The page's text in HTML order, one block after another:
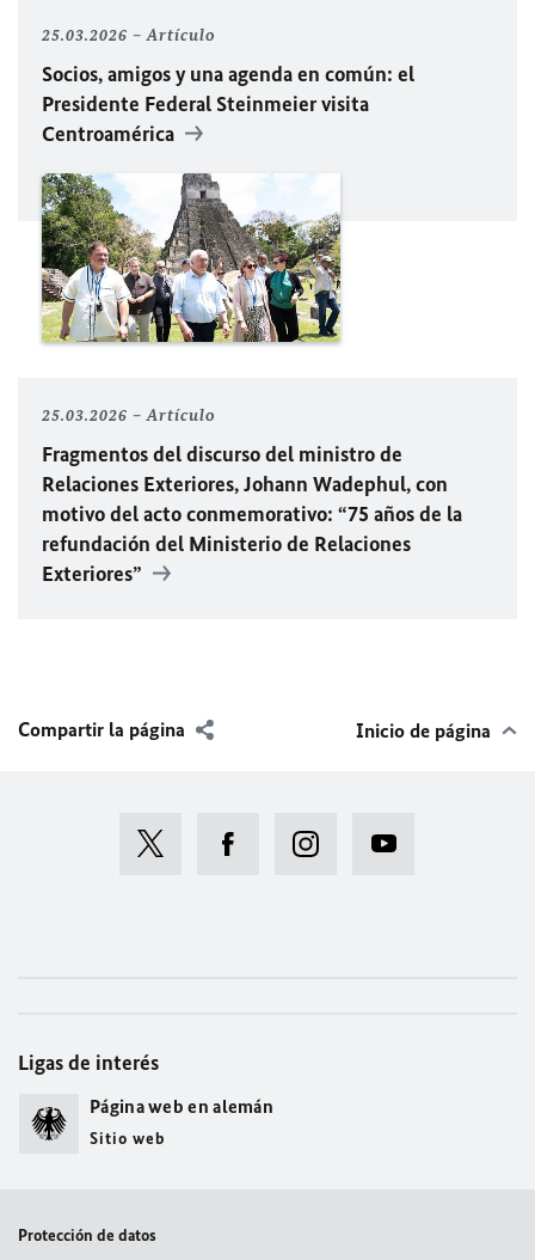
25.03.2026 Artículo
Socios, amigos y una agenda en común: el
Presidente Federal Steinmeier visita
Centroamérica
25.03.2026 Artículo
Fragmentos del discurso del ministro de
Relaciones Exteriores, Johann Wadephul, con
motivo del acto conmemorativo: “75 años de la
refundación del Ministerio de Relaciones
Exteriores”
Compartir la página Inicio de página
Ligas de interés
Página web en alemán
Sitio web
Protección de datos